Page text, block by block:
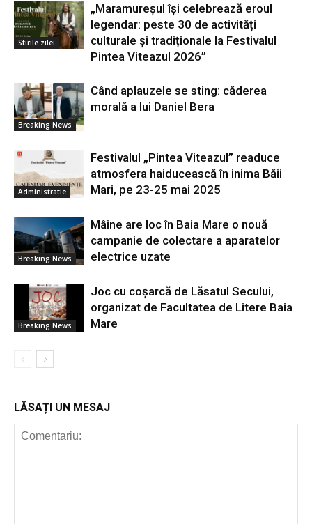
Stirile zilei
„Maramureșul își celebrează eroul
legendar: peste 30 de activități
culturale și tradiționale la Festivalul
Pintea Viteazul 2026”
Breaking News
Când aplauzele se sting: căderea
morală a lui Daniel Bera
Administratie
Festivalul „Pintea Viteazul” readuce
atmosfera haiducească în inima Băii
Mari, pe 23-25 mai 2025
Breaking News
Mâine are loc în Baia Mare o nouă
campanie de colectare a aparatelor
electrice uzate
Breaking News
Joc cu coșarcă de Lăsatul Secului,
organizat de Facultatea de Litere Baia
Mare
LĂSAȚI UN MESAJ